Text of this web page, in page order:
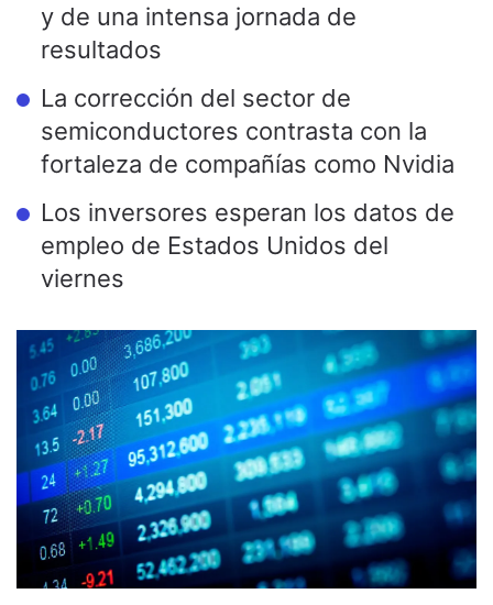
y de una intensa jornada de
resultados
La corrección del sector de
semiconductores contrasta con la
fortaleza de compañías como Nvidia
Los inversores esperan los datos de
empleo de Estados Unidos del
viernes